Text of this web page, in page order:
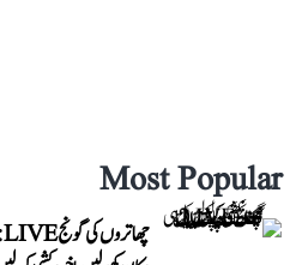
Most Popular